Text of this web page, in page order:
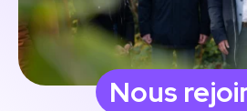
Nous